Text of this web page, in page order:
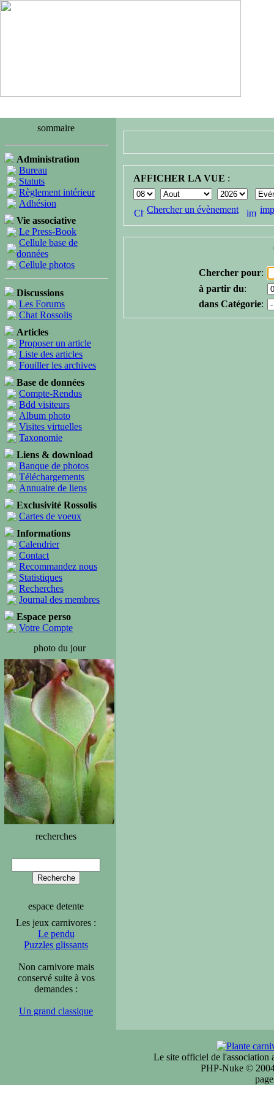
sommaire
Administration
Bureau
Statuts
Règlement intérieur
Adhésion
Vie associative
Le Press-Book
Cellule base de
données
Cellule photos
Discussions
Les Forums
Chat Rossolis
Articles
Proposer un article
Liste des articles
Fouiller les archives
Base de données
Compte-Rendus
Bdd visiteurs
Album photo
Visites virtuelles
Taxonomie
Liens & download
Banque de photos
Téléchargements
Annuaire de liens
Exclusivité Rossolis
Cartes de voeux
Informations
Calendrier
Contact
Recommandez nous
Statistiques
Recherches
Journal des membres
Espace perso
Votre Compte
photo du jour
recherches
espace detente
Les jeux carnivores :
Le pendu
Puzzles glissants
Non carnivore mais
conservé suite à vos
demandes :
Un grand classique
AFFICHER LA VUE :
Chercher un évènement
Chercher pour:
à partir du:
dans Catégorie:
Le site officiel de l'association
PHP-Nuke ©